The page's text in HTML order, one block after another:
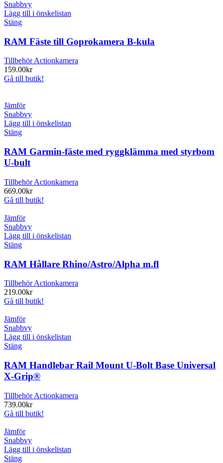
Snabbvy
Lägg till i önskelistan
Stäng
RAM Fäste till Goprokamera B-kula
Tillbehör Actionkamera
159.00kr
Gå till butik!
Jämför
Snabbvy
Lägg till i önskelistan
Stäng
RAM Garmin-fäste med ryggklämma med styrbom
U-bult
Tillbehör Actionkamera
669.00kr
Gå till butik!
Jämför
Snabbvy
Lägg till i önskelistan
Stäng
RAM Hållare Rhino/Astro/Alpha m.fl
Tillbehör Actionkamera
219.00kr
Gå till butik!
Jämför
Snabbvy
Lägg till i önskelistan
Stäng
RAM Handlebar Rail Mount U-Bolt Base Universal
X-Grip®
Tillbehör Actionkamera
739.00kr
Gå till butik!
Jämför
Snabbvy
Lägg till i önskelistan
Stäng